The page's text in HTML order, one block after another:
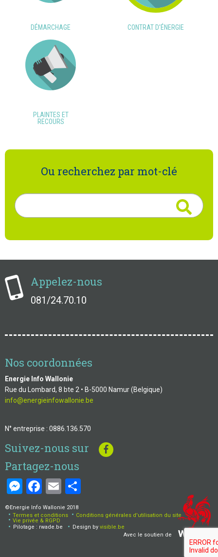
DÉMARCHAGE CONTRAT D'ÉNERGIE
PLAINTES ET
RECOURS
Ou recherchez par mot-clé
Rechercher
Appelez-nous
081/24.70.10
Nos coordonnées
Energie Info Wallonie
Rue du Lombard, 8 bte 2 • B-5000 Namur (Belgique)
info@energieinfowallonie.be
N° entreprise : 0886.136.570
Suivez-nous sur
Partagez-nous
Messenger
Facebook
Email
©Energie Info Wallonie 2018
Menu
Termes et conditions
Conditions générales d'utilisation du site
Vie privée & RGPD
Pilotage : rwade.be
Design by visible.be
Avec le soutien de